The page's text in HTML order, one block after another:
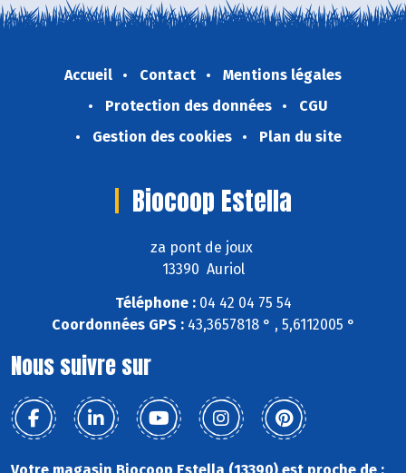
Accueil Contact
Mentions légales
Protection des données
CGU
Gestion des cookies
Plan du site
Biocoop Estella
za pont de joux
13390 Auriol
Téléphone :04 42 04 75 54
Coordonnées GPS :43,3657818 ° , 5,6112005 °
Nous suivre sur